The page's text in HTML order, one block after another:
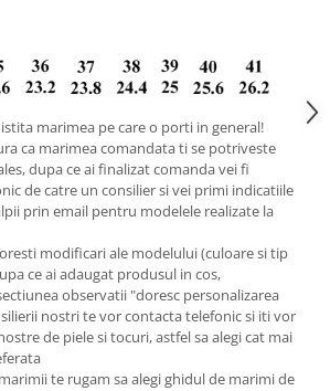
marimea pe care o porti in general!
ca marimea comandata ti se potriveste
dupa ce ai finalizat comanda vei fi
de catre un consilier si vei primi indicatiile
prin email pentru modelele realizate la
modificari ale modelului (culoare si tip
ce ai adaugat produsul in cos,
observatii "doresc personalizarea
nostri te vor contacta telefonic si iti vor
de piele si tocuri, astfel sa alegi cat mai
te rugam sa alegi ghidul de marimi de